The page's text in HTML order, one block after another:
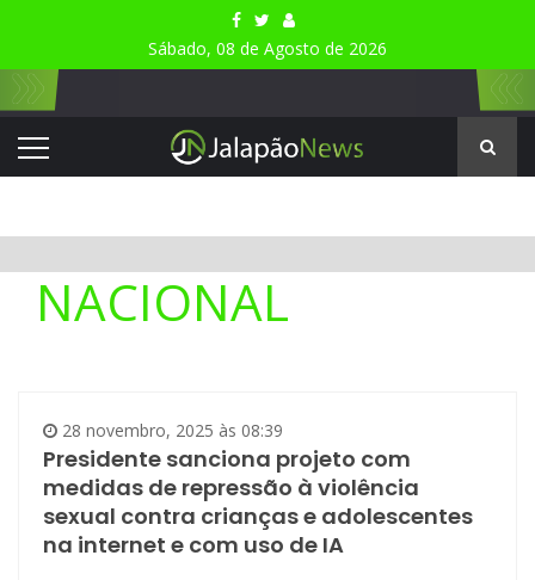
Sábado, 08 de Agosto de 2026
NACIONAL
28 novembro, 2025 às 08:39
Presidente sanciona projeto com
medidas de repressão à violência
sexual contra crianças e adolescentes
na internet e com uso de IA